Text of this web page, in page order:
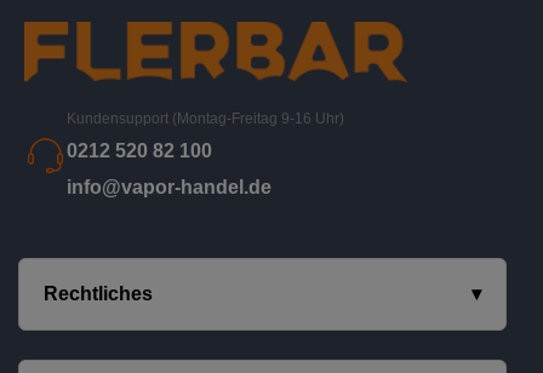
Kundensupport (Montag-Freitag 9-16 Uhr)
0212 520 82 100
info@vapor-handel.de
Rechtliches